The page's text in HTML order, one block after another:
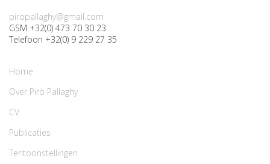
piropallaghy@gmail.com
GSM +32(0) 473 70 30 23
Telefoon +32(0) 9 229 27 35
Home
Over Pirò Pallaghy
CV
Publicaties
Tentoonstellingen